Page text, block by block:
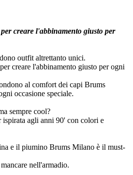
creare l'abbinamento giusto per
outfit altrettanto unici.
creare l'abbinamento giusto per ogni
al comfort dei capi Brums
occasione speciale.
sempre cool?
agli anni 90' con colori e
e il piumino Brums Milano è il must-
nell'armadio.